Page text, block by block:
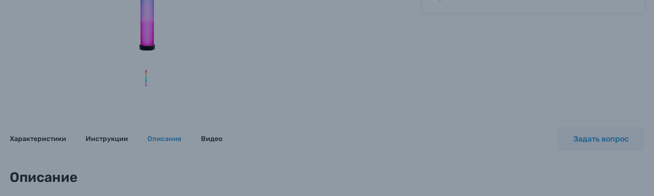
Характеристики Инструкции Описание Видео Задать вопрос
Описание